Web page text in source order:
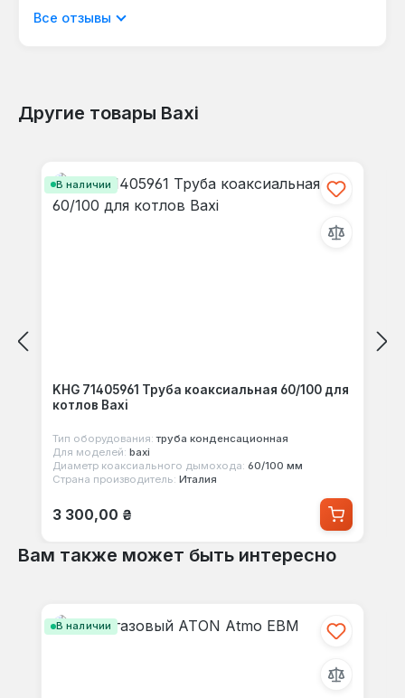
Отображать отзывы только на текущем
Все отзывы
Другие товары Baxi
В наличии
KHG 71405961 Труба коаксиальная 60/100 для
котлов Baxi
Тип оборудования: труба конденсационная
Для моделей: baxi
Диаметр коаксиального дымохода: 60/100 мм
Страна производитель: Италия
Обычная цена:
3 300,00 ₴
Вам также может быть интересно
В наличии